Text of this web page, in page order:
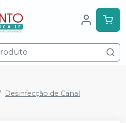
Desinfecção de Canal